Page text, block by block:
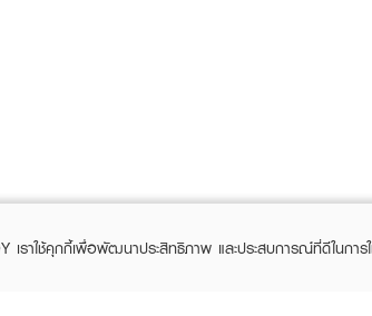
เราใช้คุกกี้เพื่อพัฒนาประสิทธิภาพ และประสบการณ์ที่ดีในก